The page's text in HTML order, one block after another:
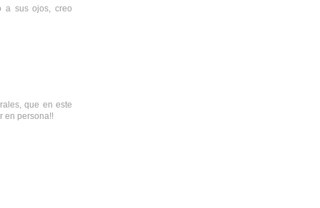
a sus ojos, creo
que en este
en persona!!